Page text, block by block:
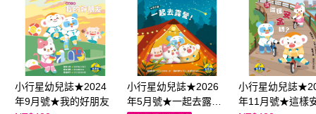
小行星幼兒誌★2024
年9月號★我的好朋友
小行星幼兒誌★2026
年5月號★一起去露
小行星幼兒誌
年11月號★這樣